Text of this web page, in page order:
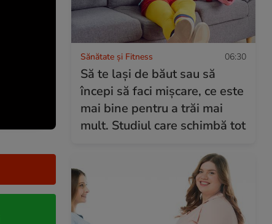
Sănătate și Fitness 06:30
Să te lași de băut sau să
începi să faci mișcare, ce este
mai bine pentru a trăi mai
mult. Studiul care schimbă tot